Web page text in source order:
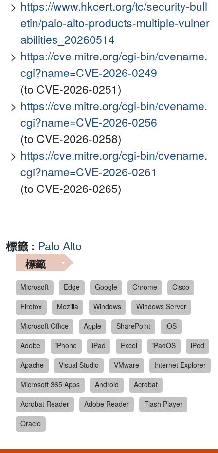
https://www.hkcert.org/tc/security-bull
etin/palo-alto-products-multiple-vulner
abilities_20260514
https://cve.mitre.org/cgi-bin/cvename.
cgi?name=CVE-2026-0249
(to CVE-2026-0251)
https://cve.mitre.org/cgi-bin/cvename.
cgi?name=CVE-2026-0256
(to CVE-2026-0258)
https://cve.mitre.org/cgi-bin/cvename.
cgi?name=CVE-2026-0261
(to CVE-2026-0265)
標籤 : Palo Alto
標籤
Microsoft Edge Google Chrome
Cisco
Firefox
Mozilla Windows
Windows Server
Microsoft Office
Apple SharePoint
iOS
Adobe
iPhone iPad Excel iPadOS
iPod
Apache
Visual Studio VMware
Internet Explorer
Microsoft 365 Apps
Android
Acrobat
Acrobat Reader
Adobe Reader
Flash Player
Oracle